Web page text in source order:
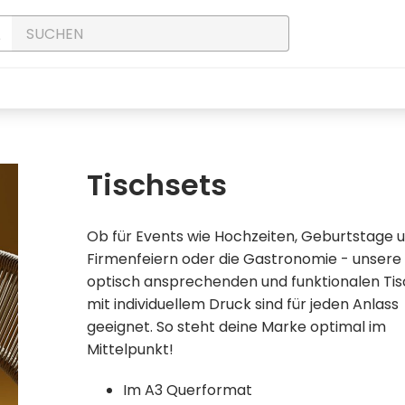
Tischsets
Ob für Events wie Hochzeiten, Geburtstage
Firmenfeiern oder die Gastronomie - unsere
optisch ansprechenden und funktionalen
mit individuellem Druck sind für jeden Anlass
geeignet. So steht deine Marke optimal im
Mittelpunkt!
Im A3 Querformat